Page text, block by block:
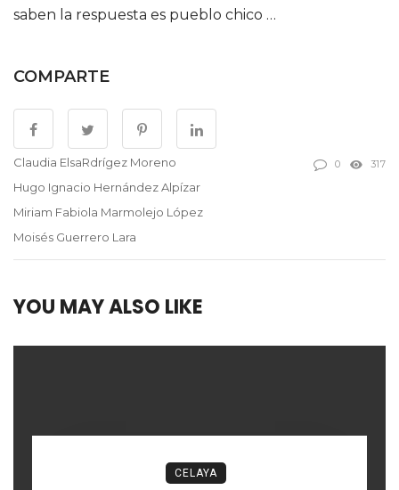
saben la respuesta es pueblo chico …
COMPARTE
Claudia ElsaRdrígez Moreno
Hugo Ignacio Hernández Alpízar
Miriam Fabiola Marmolejo López
Moisés Guerrero Lara
0 317
YOU MAY ALSO LIKE
CELAYA